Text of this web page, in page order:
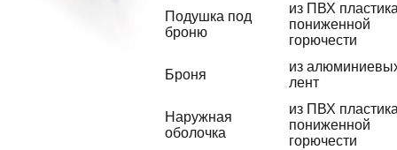
Подушка под
броню
из ПВХ
пониженной
горючести
Броня
из
лент
Наружная
оболочка
из ПВХ
пониженной
горючести